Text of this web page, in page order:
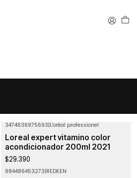
3474636975693|L'oréal professionel
Loreal expert vitamino color
acondicionador 200ml 2021
$29.390
884486453273|REDKEN